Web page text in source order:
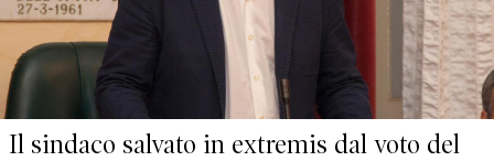
Il sindaco salvato in extremis dal voto del